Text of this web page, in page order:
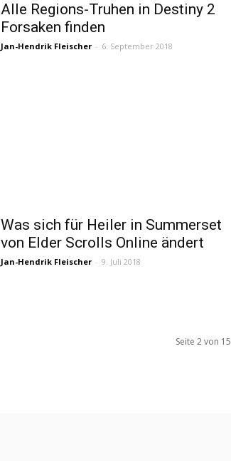
Alle Regions-Truhen in Destiny 2
Forsaken finden
Jan-Hendrik Fleischer - 6. September 2018
Was sich für Heiler in Summerset
von Elder Scrolls Online ändert
Jan-Hendrik Fleischer - 9. Juli 2018
Seite 2 von 15